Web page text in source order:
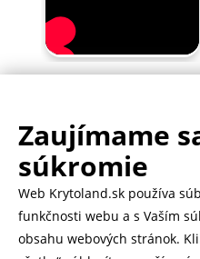
Rychlé
Zaujímame
súkromie
Web Krytoland.sk používa
funkčnosti webu a s Vaším
obsahu webových stránok.